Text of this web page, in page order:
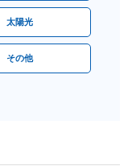
太陽光
その他